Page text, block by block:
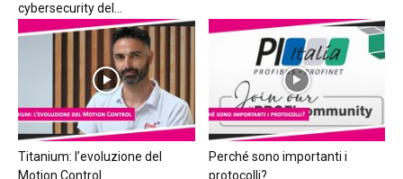
cybersecurity del...
Titanium: l’evoluzione del
Motion Control
Perché sono importanti i
protocolli?